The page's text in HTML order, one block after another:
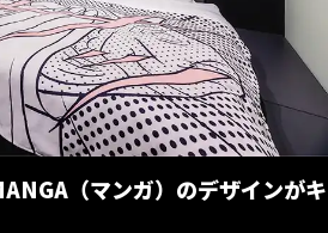
（マンガ）のデザインがキ